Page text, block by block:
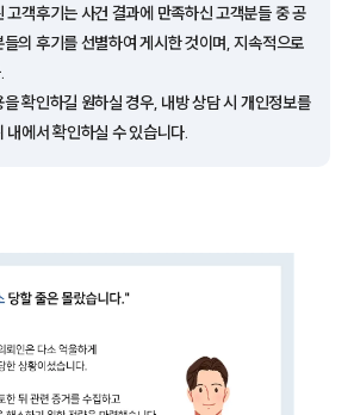
고객후기는 사건 결과에 만족하신 고객분들 중 공
의 후기를 선별하여 게시한 것이며, 지속적으로
확인하길 원하실 경우, 내방 상담 시 개인정보를
내에서 확인하실 수 있습니다.